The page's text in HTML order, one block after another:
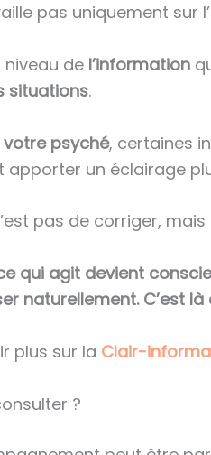
pas uniquement sur
niveau de l’information
situations.
votre psyché, certaines
apporter un éclairage
pas de corriger,
qui agit devient
naturellement. C’est
plus sur la Clair-
?